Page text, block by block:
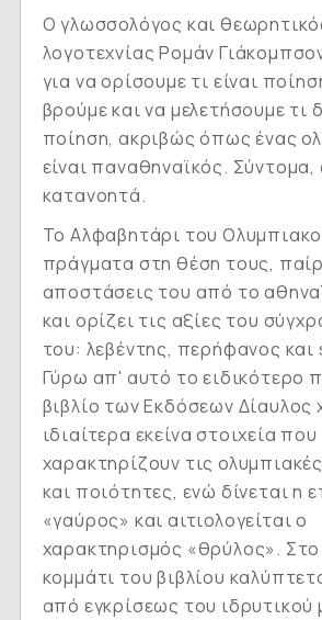
Ο γλωσσολόγος και
λογοτεχνίας Ρομάν
για να ορίσουμε τι είναι
βρούμε και να μελετήσουμε τι
ποίηση, ακριβώς όπως ένας
είναι παναθηναϊκός. Σύντομα,
κατανοητά.
Το Αλφαβητάρι του
πράγματα στη θέση τους,
αποστάσεις του από το
και ορίζει τις αξίες του
του: λεβέντης, περήφανος
Γύρω απ' αυτό το ειδικότερο
βιβλίο των Εκδόσεων Δίαυλος
ιδιαίτερα εκείνα στοιχεία που
χαρακτηρίζουν τις
και ποιότητες, ενώ δίνεται η
«γαύρος» και αιτιολογείται ο
χαρακτηρισμός «θρύλος». Στο
κομμάτι του βιβλίου
από εγκρίσεως του ιδρυτικού